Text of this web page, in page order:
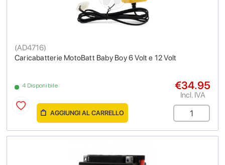
Caricabatterie MotoBatt Baby Boy 6 Volt e 12 Volt
(AD4716)
4 Disponibile €34.95
Incl. IVA
AGGIUNGI AL CARRELLO